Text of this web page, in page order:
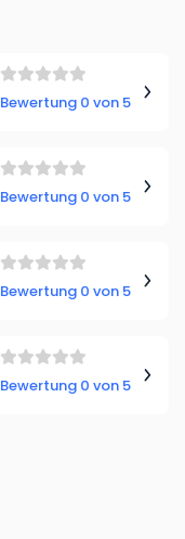
Bewertung 0 von 5
Bewertung 0 von 5
Bewertung 0 von 5
Bewertung 0 von 5